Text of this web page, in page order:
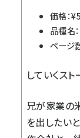
価格：
品種名
ページ
していくスト
兄が家業の
を出したい